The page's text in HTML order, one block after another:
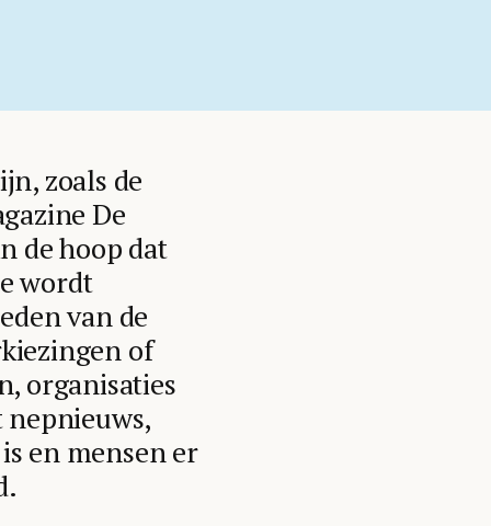
zoals de
De
de hoop dat
wordt
van de
of
organisaties
en mensen er